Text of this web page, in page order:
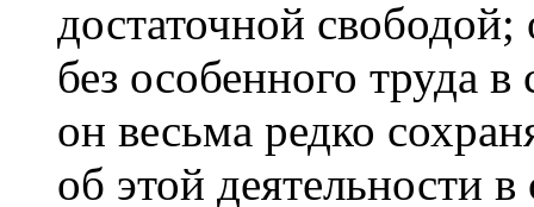
достаточной
без особенного труда
он весьма редко
об этой деятельности